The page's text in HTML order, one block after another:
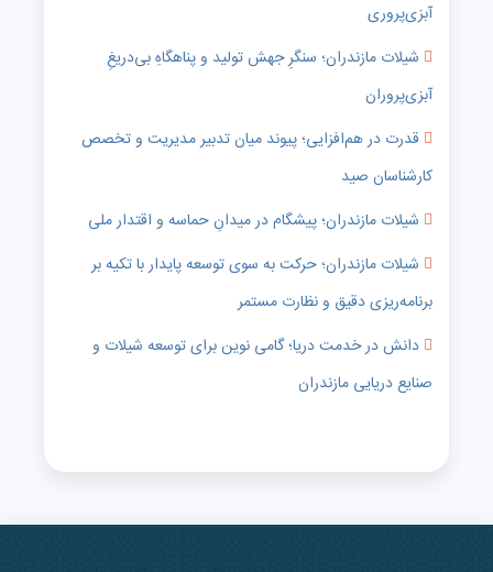
آبزی‌پروری
شیلات مازندران؛ سنگرِ جهش تولید و پناهگاهِ بی‌دریغِ
آبزی‌پروران
قدرت در هم‌افزایی؛ پیوند میان تدبیر مدیریت و تخصص
کارشناسان صید
شیلات مازندران؛ پیشگام در میدانِ حماسه و اقتدار ملی
شیلات مازندران؛ حرکت به سوی توسعه پایدار با تکیه بر
برنامه‌ریزی دقیق و نظارت مستمر
دانش در خدمت دریا؛ گامی نوین برای توسعه شیلات و
صنایع دریایی مازندران